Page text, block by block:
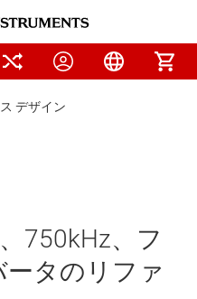
デザイン
750kHz、フ
タのリファ